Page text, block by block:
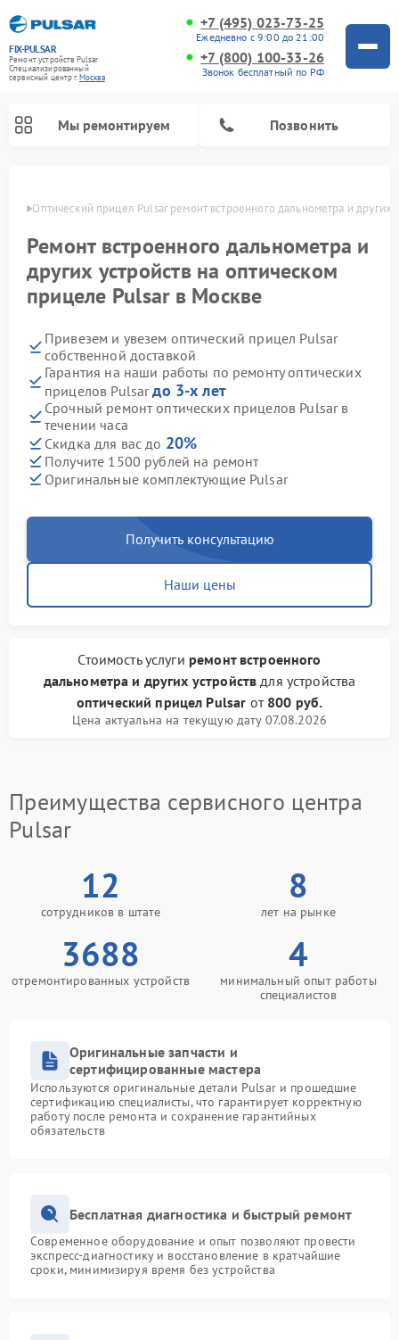
FIX-PULSAR
Ремонт устройств Pulsar
Специализированный
cервисный центр г.Москва
+7 (495) 023-73-25
Ежедневно с 9:00 до 21:00
+7 (800) 100-33-26
Звонок бесплатный по РФ
Мы ремонтируем Позвонить
Оптический прицел Pulsar ремонт встроенного дальнометра и других
Ремонт встроенного дальнометра и
других устройств на оптическом
прицеле Pulsar в Москве
Привезем и увезем оптический прицел Pulsar
собственной доставкой
Гарантия на наши работы по ремонту оптических
прицелов Pulsarдо 3-х лет
Срочный ремонт оптических прицелов Pulsar в
течении часа
Скидка для вас до 20%
Получите 1500 рублей на ремонт
Оригинальные комплектующие Pulsar
Получить консультацию
Наши цены
Стоимость услуги ремонт встроенного
дальнометра и других устройств для устройства
оптический прицел Pulsar от 800 руб.
Цена актуальна на текущую дату 07.08.2026
Преимущества сервисного центра
Pulsar
12
сотрудников в штате
8
лет на рынке
3688
отремонтированных устройств
4
минимальный опыт работы
специалистов
Оригинальные запчасти и
сертифицированные мастера
Используются оригинальные детали Pulsar и прошедшие
сертификацию специалисты, что гарантирует корректную
работу после ремонта и сохранение гарантийных
обязательств
Бесплатная диагностика и быстрый ремонт
Современное оборудование и опыт позволяют провести
экспресс-диагностику и восстановление в кратчайшие
сроки, минимизируя время без устройства